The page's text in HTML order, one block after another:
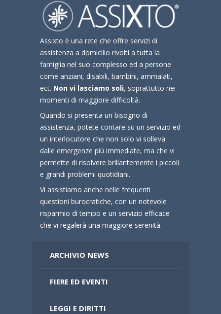
Assixto è una rete che offre servizi di
assistenza a domicilio rivolti a tutta la
famiglia nel suo complesso ed a persone
come anziani, disabili, bambini, ammalati,
ect. Non vi lasciamo soli, soprattutto nei
momenti di maggiore difficoltà.
Quando si presenta un bisogno di
assistenza, potete contare su un servizio ed
un interlocutore che non solo vi solleva
dalle emergenze più immediate, ma che vi
permette di risolvere brillantemente i piccoli
e grandi problemi quotidiani.
Vi assistiamo anche nelle frequenti
questioni burocratiche, con un notevole
risparmio di tempo e un servizio efficace
che vi regalerà una maggiore serenità.
ARCHIVIO NEWS
FIERE ED EVENTI
LEGGI E DIRITTI